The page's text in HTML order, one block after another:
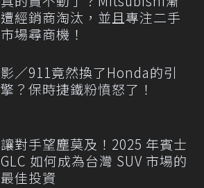
遭經銷商淘汰，並且專注二手
市場尋商機！
影／911竟然換了Honda的引
擎？保時捷鐵粉憤怒了！
讓對手望塵莫及！2025 年賓士
GLC 如何成為台灣 SUV 市場的
最佳投資